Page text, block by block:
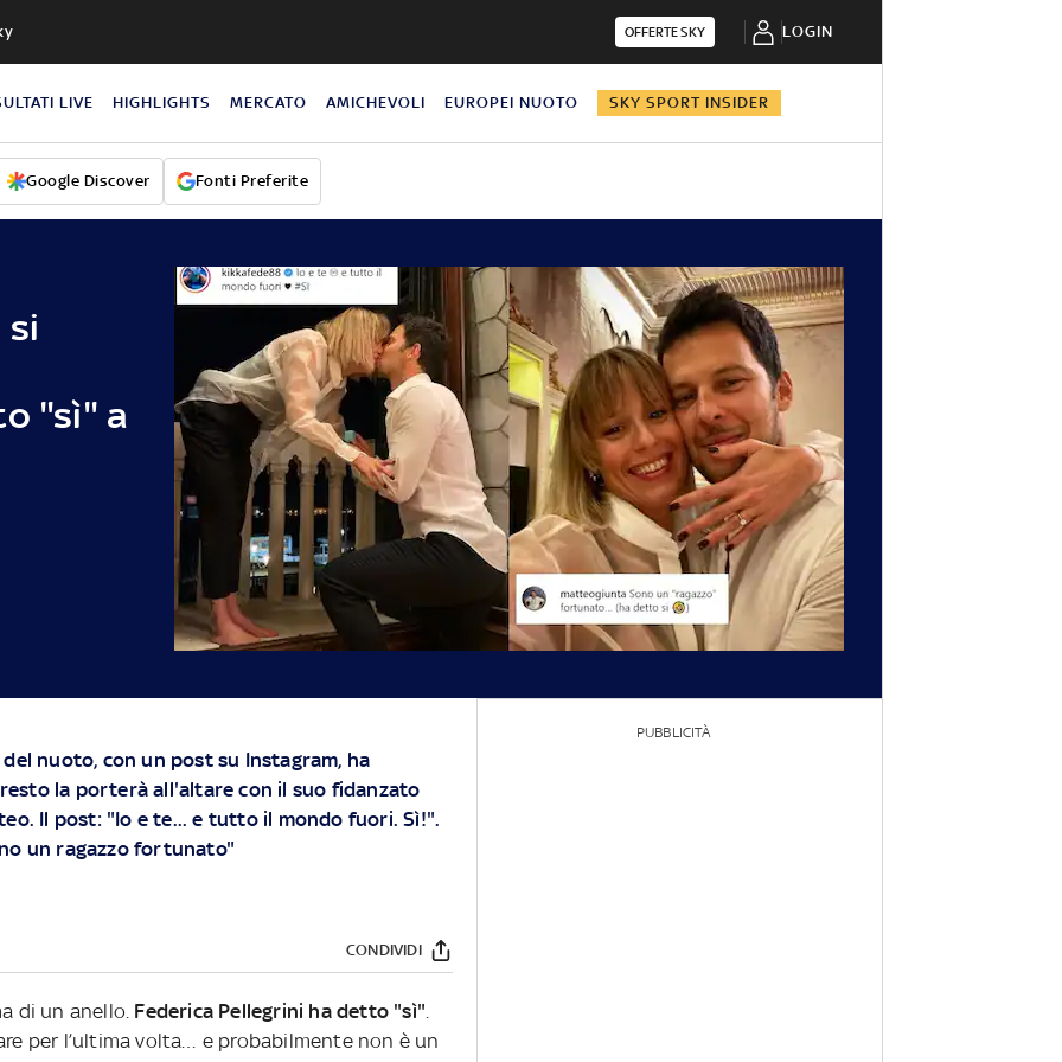
OFFERTE SKY LOGIN
LIVE HIGHLIGHTS MERCATO AMICHEVOLI EUROPEI NUOTO SKY SPORT INSIDER
Google Discover Fonti Preferite
si
"sì" a
nuoto, con un post su Instagram, ha
la porterà all'altare con il suo fidanzato
Il post: "Io e te... e tutto il mondo fuori. Sì!".
un ragazzo fortunato"
CONDIVIDI
di un anello. Federica Pellegrini ha detto "sì"
per l’ultima volta… e probabilmente non è un
PUBBLICITÀ